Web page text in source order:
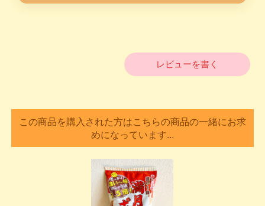
レビューを書く
この商品を購入された方はこちらの商品の一緒にお求
めになっています...